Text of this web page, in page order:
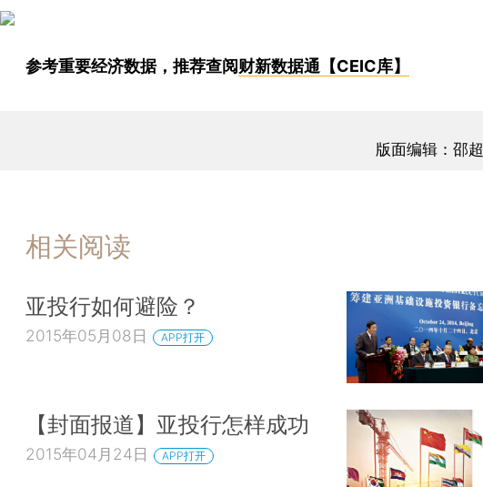
参考重要经济数据，推荐查阅财新数据通【CEIC库】
版面编辑：邵超
相关阅读
亚投行如何避险？
2015年05月08日 APP打开
【封面报道】亚投行怎样成功
2015年04月24日 APP打开